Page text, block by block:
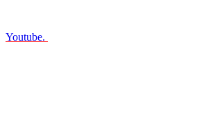
Youtube.